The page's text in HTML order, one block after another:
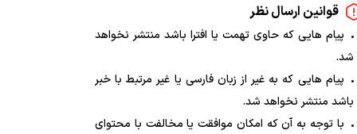
قوانین ارسال نظر
پیام هایی که حاوی تهمت یا افترا باشد منتشر نخواهد
شد.
پیام هایی که به غیر از زبان فارسی یا غیر مرتبط با خبر
باشد منتشر نخواهد شد.
با توجه به آن که امکان موافقت یا مخالفت با محتوای